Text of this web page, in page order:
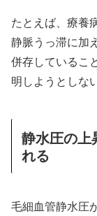
たとえば、療養
静脈うっ滞に加
併存しているこ
明しようとしな
静水圧の上
れる
毛細血管静水圧